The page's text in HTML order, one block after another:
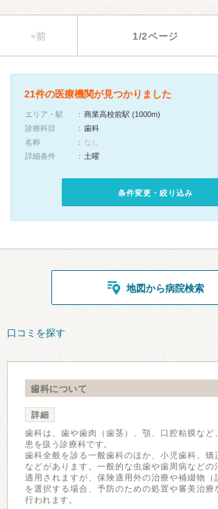
«前 1/2ページ
21件の医療機関が見つかりました
エリア・駅
商業高校前駅 (1000m)
診療科目
歯科
名称
なし
詳細条件
土曜
条件変更・絞り込み
地図から病院検索
口コミを探す
歯科について
詳細
歯科は、歯や歯肉（歯茎）、顎、口腔粘膜など
患を扱う診療科です。
歯科全般を診る一般歯科のほか、小児歯科、矯
などがあります。一般的な虫歯や歯周病などの
適用されますが、保険適用外の治療や補綴物（
を選択する場合、予防のための処置や審美治療
行われます。